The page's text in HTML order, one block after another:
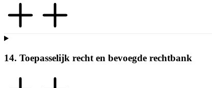
14. Toepasselijk recht en bevoegde rechtbank